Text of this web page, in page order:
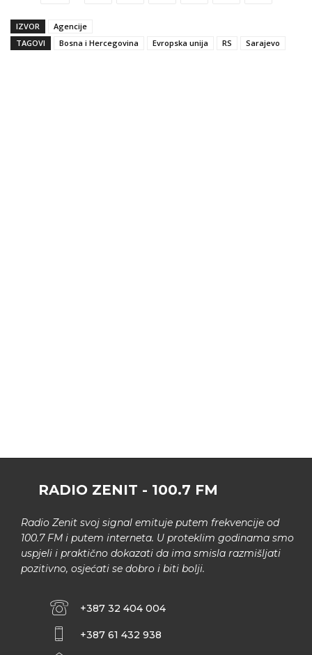
IZVOR
Agencije
TAGOVI
Bosna i Hercegovina Evropska unija RS Sarajevo
RADIO ZENIT - 100.7 FM
Radio Zenit svoj signal emituje putem frekvencije od
100.7 FM i putem interneta. U proteklim godinama smo
uspjeli i praktično dokazati da ima smisla razmišljati
pozitivno, osjećati se dobro i biti bolji.
+387 32 404 004
+387 61 432 938